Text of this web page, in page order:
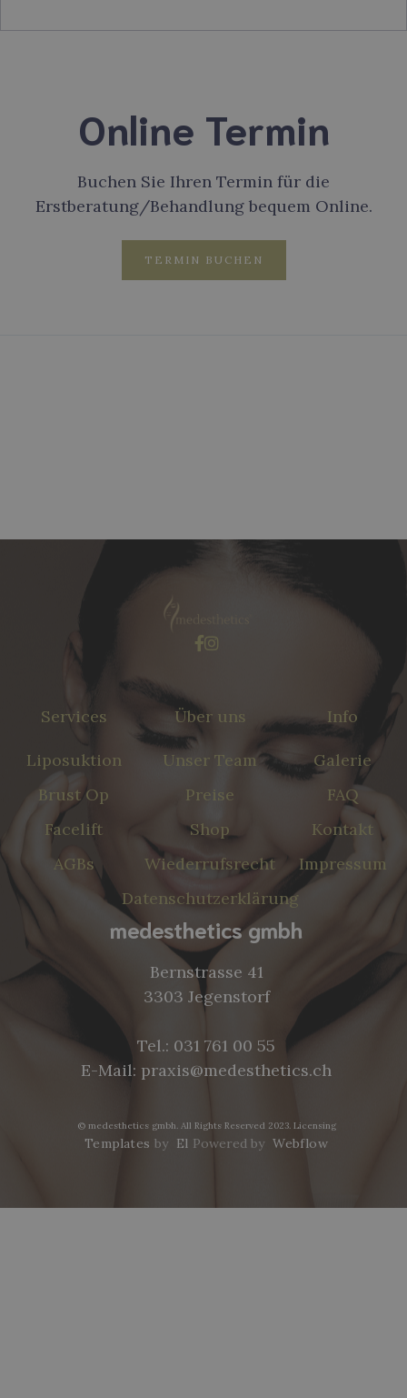
Online Termin
Buchen Sie Ihren Termin für die
Erstberatung/Behandlung bequem Online.
TERMIN BUCHEN

Services
Liposuktion
Brust Op
Facelift
AGBs
Über uns
Unser Team
Preise
Shop
Wiederrufsrecht
Datenschutzerklärung
Info
Galerie
FAQ
Kontakt
Impressum
medesthetics gmbh
Bernstrasse 41
3303 Jegenstorf
Tel.: 031 761 00 55
E-Mail: praxis@medesthetics.ch
© medesthetics gmbh. All Rights Reserved 2023. Licensing
Templates by El Powered by Webflow